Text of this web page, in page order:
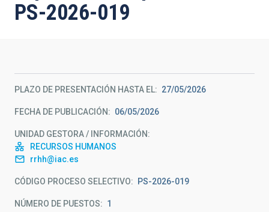
a
PS-2026-019
PLAZO DE PRESENTACIÓN HASTA EL 27/05/2026
FECHA DE PUBLICACIÓN 06/05/2026
UNIDAD GESTORA / INFORMACIÓN
RECURSOS HUMANOS
rrhh@iac.es
CÓDIGO PROCESO SELECTIVO PS-2026-019
NÚMERO DE PUESTOS 1